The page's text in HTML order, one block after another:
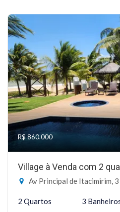
R$ 860.000
Village à Venda com 2
Av Principal de Itacimirim, 3 e
2 Quartos 3